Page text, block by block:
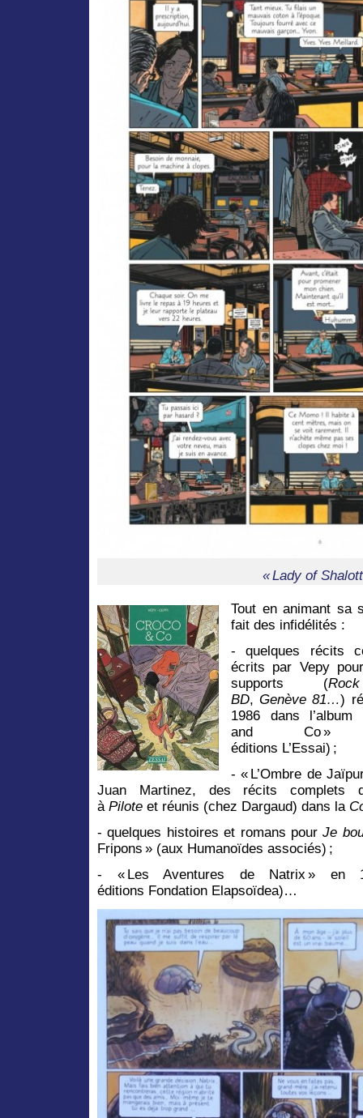
« Lady of
Tout en animant sa
fait des infidélités :
- quelques récits
écrits par Vepy
supports (
BD, Genève 81…)
1986 dans l’album
and Co »
éditions L’Essai) ;
- « L’Ombre de
Juan Martinez, des récits complets
àPilote et réunis (chez Dargaud) dans la
- quelques histoires et romans pourJe b
Fripons » (aux Humanoïdes associés) ;
- « Les Aventures de Natrix » en
éditions Fondation Elapsoïdea)…